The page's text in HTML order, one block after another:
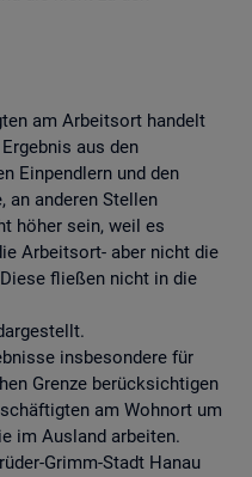
am Arbeitsort handelt
aus den
Einpendlern und den
an anderen Stellen
höher sein, weil es
Arbeitsort- aber nicht die
fließen nicht in die
insbesondere für
Grenze berücksichtigen
am Wohnort um
im Ausland arbeiten.
Grimm-Stadt Hanau